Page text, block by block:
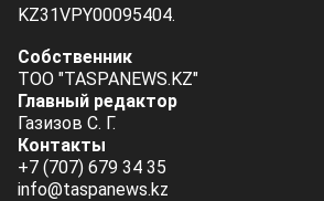
KZ31VPY00095404.
Собственник
ТОО "TASPANEWS.KZ"
Главный редактор
Газизов С. Г.
Контакты
+7 (707) 679 34 35
info@taspanews.kz